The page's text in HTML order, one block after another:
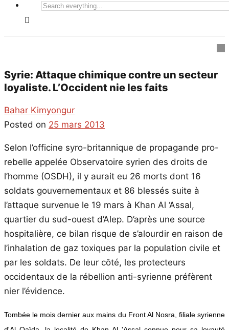
Search
Syrie: Attaque chimique contre un secteur
loyaliste. L’Occident nie les faits
Bahar Kimyongur
Posted on 25 mars 2013
Selon l’officine syro-britannique de propagande pro-
rebelle appelée Observatoire syrien des droits de
l’homme (OSDH), il y aurait eu 26 morts dont 16
soldats gouvernementaux et 86 blessés suite à
l’attaque survenue le 19 mars à Khan Al ‘Assal,
quartier du sud-ouest d’Alep. D’après une source
hospitalière, ce bilan risque de s’alourdir en raison de
l’inhalation de gaz toxiques par la population civile et
par les soldats. De leur côté, les protecteurs
occidentaux de la rébellion anti-syrienne préfèrent
nier l’évidence.
Tombée le mois dernier aux mains du Front Al Nosra, filiale syrienne